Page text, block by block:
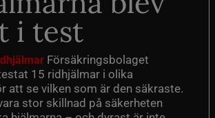
i test
Försäkringsbolaget
15 ridhjälmar i olika
att se vilken som är den säkraste.
stor skillnad på säkerheten